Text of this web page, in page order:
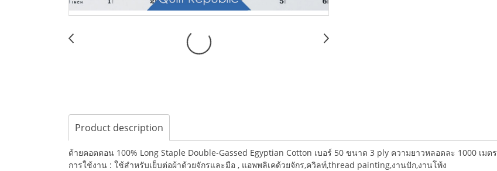
Product description
ด้ายคอตตอน 100% Long Staple Double-Gassed Egyptian Cotton เบอร์ 50 ขนาด 3 ply ความยาวหลอดละ 1000 เมตร
การใช้งาน : ใช้สำหรับเย็บต่อผ้าด้วยจักรและมือ , แอพพลิเคด้วยจักร,ควิลท์,thread painting,งานปัก,งานโพ้ง